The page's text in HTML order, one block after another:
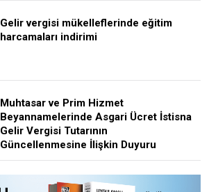
Gelir vergisi mükelleflerinde eğitim
harcamaları indirimi
Muhtasar ve Prim Hizmet
Beyannamelerinde Asgari Ücret İstisna
Gelir Vergisi Tutarının
Güncellenmesine İlişkin Duyuru